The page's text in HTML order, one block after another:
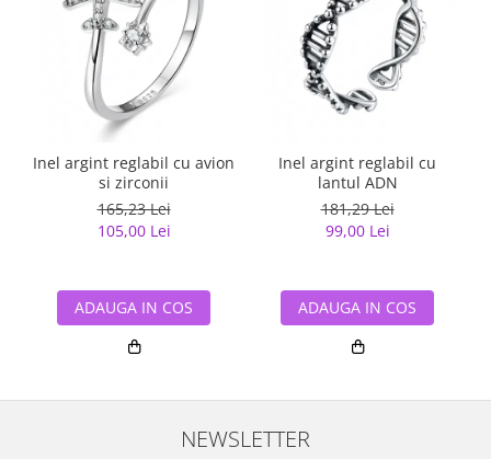
Inel argint reglabil cu avion
si zirconii
165,23 Lei
105,00 Lei
ADAUGA IN COS
Inel argint reglabil cu
lantul ADN
181,29 Lei
99,00 Lei
ADAUGA IN COS
NEWSLETTER